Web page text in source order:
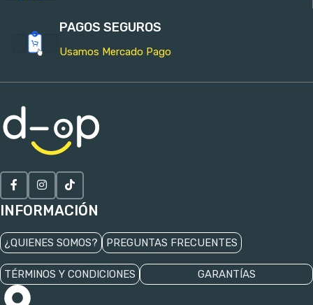
PAGOS SEGUROS
Usamos Mercado Pago
INFORMACIÓN
¿QUIENES SOMOS? PREGUNTAS FRECUENTES
TÉRMINOS Y CONDICIONES GARANTÍAS